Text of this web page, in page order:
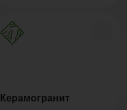
Керамогранит